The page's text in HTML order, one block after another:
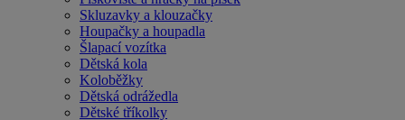
Skluzavky a klouzačky
Houpačky a houpadla
Šlapací vozítka
Dětská kola
Koloběžky
Dětská odrážedla
Dětské tříkolky